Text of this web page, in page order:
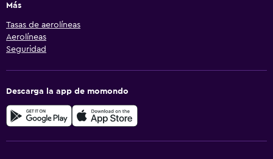
Más
Tasas de aerolíneas
Aerolíneas
Seguridad
Descarga la app de momondo